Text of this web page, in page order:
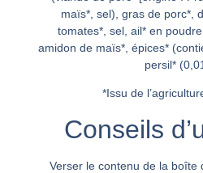
maïs*, sel), gras de porc*,
tomates*, sel, ail* en
amidon de maïs*, épices*
persil*
*Issu de
Conseils
Verser le contenu de la boîte